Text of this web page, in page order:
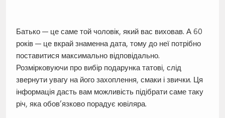
Батько — це саме той чоловік, який вас виховав. А 60
років — це вкрай знаменна дата, тому до неї потрібно
поставитися максимально відповідально.
Розмірковуючи про вибір подарунка татові, слід
звернути увагу на його захоплення, смаки і звички. Ця
інформація дасть вам можливість підібрати саме таку
річ, яка обов’язково порадує ювіляра.